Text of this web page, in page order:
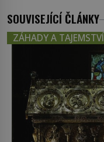
SOUVISEJÍCÍ ČLÁNKY
ZÁHADY A TAJEMSTVÍ